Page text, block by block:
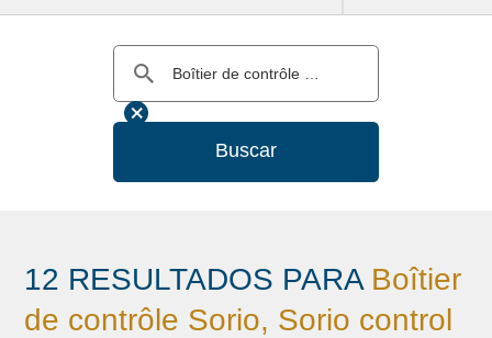
Buscar
12 RESULTADOS PARA Boîtier
de contrôle Sorio, Sorio control